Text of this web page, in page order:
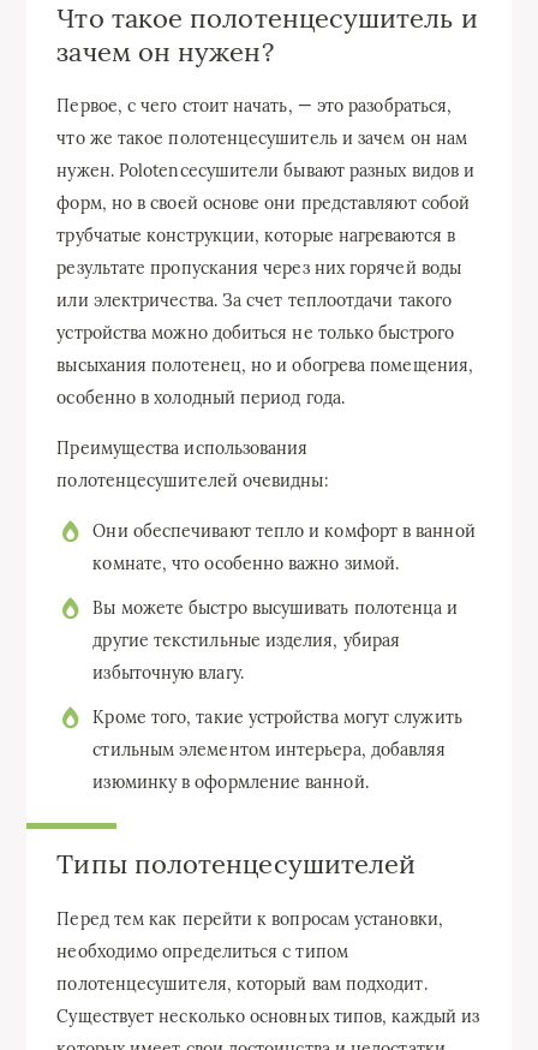
Что такое полотенцесушитель и
зачем он нужен?
Первое, с чего стоит начать, — это разобраться,
что же такое полотенцесушитель и зачем он нам
нужен. Polotenceсушители бывают разных видов и
форм, но в своей основе они представляют собой
трубчатые конструкции, которые нагреваются в
результате пропускания через них горячей воды
или электричества. За счет теплоотдачи такого
устройства можно добиться не только быстрого
высыхания полотенец, но и обогрева помещения,
особенно в холодный период года.
Преимущества использования
полотенцесушителей очевидны:
Они обеспечивают тепло и комфорт в ванной
комнате, что особенно важно зимой.
Вы можете быстро высушивать полотенца и
другие текстильные изделия, убирая
избыточную влагу.
Кроме того, такие устройства могут служить
стильным элементом интерьера, добавляя
изюминку в оформление ванной.
Типы полотенцесушителей
Перед тем как перейти к вопросам установки,
необходимо определиться с типом
полотенцесушителя, который вам подходит.
Существует несколько основных типов, каждый из